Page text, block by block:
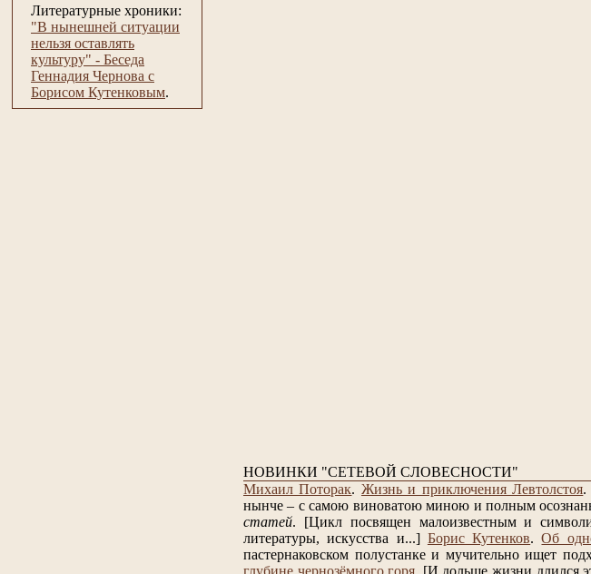
Литературные хроники:
"В нынешней ситуации
нельзя оставлять
культуру" - Беседа
Геннадия Чернова с
Борисом Кутенковым.
НОВИНКИ "СЕТЕВОЙ СЛОВЕСНОСТИ"
Михаил Поторак. Жизнь и приключения Левтолстоя.
нынче – с самою виноватою миною и полным
статей.
[Цикл посвящен малоизвестным и
литературы, искусства и...] Борис Кутенков.Об
пастернаковском полустанке и мучительно ищет
глубине чернозёмного горя [И дольше жизни длился